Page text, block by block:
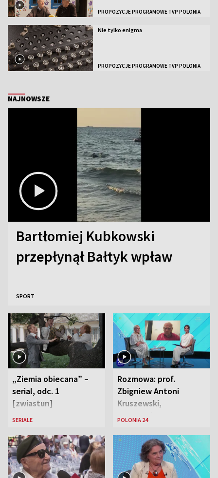
PROPOZYCJE PROGRAMOWE TVP POLONIA
Nie tylko enigma
PROPOZYCJE PROGRAMOWE TVP POLONIA
NAJNOWSZE
Bartłomiej Kubkowski
przepłynął Bałtyk wpław
SPORT
„Ziemia obiecana” –
serial, odc. 1
[zwiastun]
SERIALE
Rozmowa: prof.
Zbigniew Antoni
Kruszewski,
Powstaniec
Zaryan, piosenkarka
POLONIA 24